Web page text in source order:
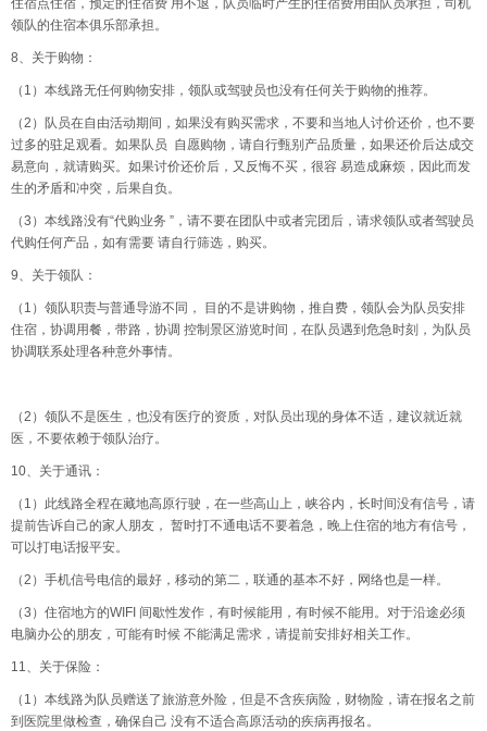
住宿点住宿，预定的住宿费 用不退，队员临时产生的住宿费用由队员承担，司机
领队的住宿本俱乐部承担。
8、关于购物：
（1）本线路无任何购物安排，领队或驾驶员也没有任何关于购物的推荐。
（2）队员在自由活动期间，如果没有购买需求，不要和当地人讨价还价，也不要
过多的驻足观看。如果队员 自愿购物，请自行甄别产品质量，如果还价后达成交
易意向，就请购买。如果讨价还价后，又反悔不买，很容 易造成麻烦，因此而发
生的矛盾和冲突，后果自负。
（3）本线路没有“代购业务 ”，请不要在团队中或者完团后，请求领队或者驾驶员
代购任何产品，如有需要 请自行筛选，购买。
9、关于领队：
（1）领队职责与普通导游不同， 目的不是讲购物，推自费，领队会为队员安排
住宿，协调用餐，带路，协调 控制景区游览时间，在队员遇到危急时刻，为队员
协调联系处理各种意外事情。
（2）领队不是医生，也没有医疗的资质，对队员出现的身体不适，建议就近就
医，不要依赖于领队治疗。
10、关于通讯：
（1）此线路全程在藏地高原行驶，在一些高山上，峡谷内，长时间没有信号，请
提前告诉自己的家人朋友， 暂时打不通电话不要着急，晚上住宿的地方有信号，
可以打电话报平安。
（2）手机信号电信的最好，移动的第二，联通的基本不好，网络也是一样。
（3）住宿地方的WIFI 间歇性发作，有时候能用，有时候不能用。对于沿途必须
电脑办公的朋友，可能有时候 不能满足需求，请提前安排好相关工作。
11、关于保险：
（1）本线路为队员赠送了旅游意外险，但是不含疾病险，财物险，请在报名之前
到医院里做检查，确保自己 没有不适合高原活动的疾病再报名。